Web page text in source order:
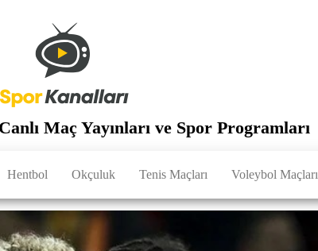
Maç Yayınları ve Spor Programları
Hentbol Okçuluk Tenis Maçları Voleybol Maçları